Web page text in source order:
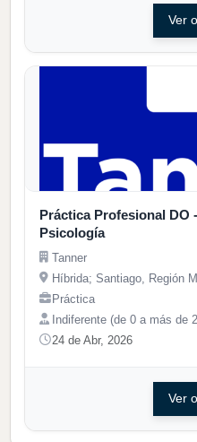
Ver
Práctica Profesional DO
Psicología
Tanner
Híbrida; Santiago, Región
Práctica
Indiferente (de 0 a más de
24 de Abr, 2026
Ver